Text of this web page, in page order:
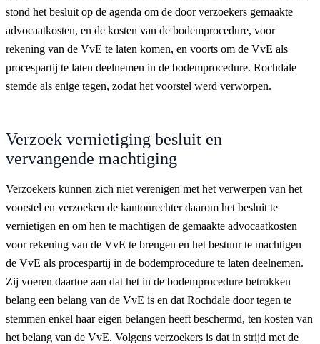
stond het besluit op de agenda om de door verzoekers gemaakte
advocaatkosten, en de kosten van de bodemprocedure, voor
rekening van de VvE te laten komen, en voorts om de VvE als
procespartij te laten deelnemen in de bodemprocedure. Rochdale
stemde als enige tegen, zodat het voorstel werd verworpen.
Verzoek vernietiging besluit en
vervangende machtiging
Verzoekers kunnen zich niet verenigen met het verwerpen van het
voorstel en verzoeken de kantonrechter daarom het besluit te
vernietigen en om hen te machtigen de gemaakte advocaatkosten
voor rekening van de VvE te brengen en het bestuur te machtigen
de VvE als procespartij in de bodemprocedure te laten deelnemen.
Zij voeren daartoe aan dat het in de bodemprocedure betrokken
belang een belang van de VvE is en dat Rochdale door tegen te
stemmen enkel haar eigen belangen heeft beschermd, ten kosten van
het belang van de VvE. Volgens verzoekers is dat in strijd met de